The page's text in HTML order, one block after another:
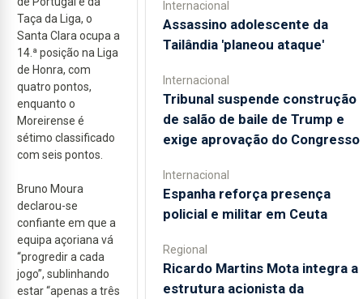
Taça da Liga, o
Santa Clara ocupa a
14.ª posição na Liga
de Honra, com
quatro pontos,
enquanto o
Moreirense é
sétimo classificado
com seis pontos.
Bruno Moura
declarou-se
confiante em que a
equipa açoriana vá
“progredir a cada
jogo”, sublinhando
estar “apenas a três
Internacional
Assassino adolescente da
Tailândia 'planeou ataque'
Internacional
Tribunal suspende construção
de salão de baile de Trump e
exige aprovação do Congresso
Internacional
Espanha reforça presença
policial e militar em Ceuta
Regional
Ricardo Martins Mota integra a
estrutura acionista da